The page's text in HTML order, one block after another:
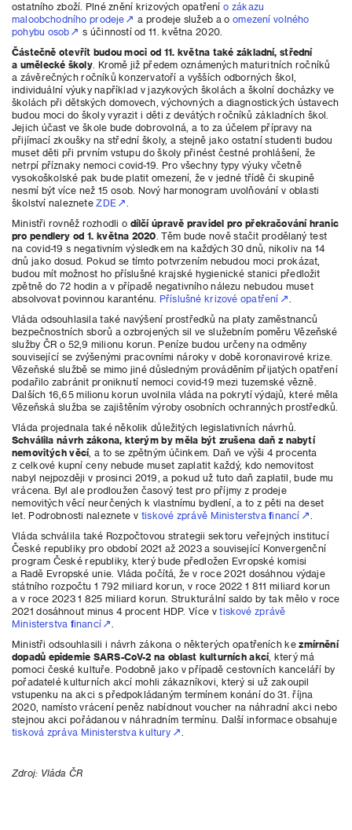
ostatního zboží. Plné znění krizových opatření o zákazu
maloobchodního prodeje
a prodeje služeb a oomezení volného
pohybu osob
s účinností od 11. května 2020.
Částečně otevřít budou moci od 11. května také základní, střední
a umělecké školy. Kromě již předem oznámených maturitních ročníků
a závěrečných ročníků konzervatoří a vyšších odborných škol,
individuální výuky například v jazykových školách a školní docházky ve
školách při dětských domovech, výchovných a diagnostických ústavech
budou moci do školy vyrazit i děti z devátých ročníků základních škol.
Jejich účast ve škole bude dobrovolná, a to za účelem přípravy na
přijímací zkoušky na střední školy, a stejně jako ostatní studenti budou
muset děti při prvním vstupu do školy přinést čestné prohlášení, že
netrpí příznaky nemoci covid-19. Pro všechny typy výuky včetně
vysokoškolské pak bude platit omezení, že v jedné třídě či skupině
nesmí být více než 15 osob. Nový harmonogram uvolňování v oblasti
školství nalezneteZDE
Ministři rovněž rozhodli o dílčí úpravě pravidel pro překračování hranic
pro pendlery od 1. května 2020 . Těm bude nově stačit prodělaný test
na covid-19 s negativním výsledkem na každých 30 dnů, nikoliv na 14
dnů jako dosud. Pokud se tímto potvrzením nebudou moci prokázat,
budou mít možnost ho příslušné krajské hygienické stanici předložit
zpětně do 72 hodin a v případě negativního nálezu nebudou muset
absolvovat povinnou karanténu. Příslušné krizové opatření
Vláda odsouhlasila také navýšení prostředků na platy zaměstnanců
bezpečnostních sborů a ozbrojených sil ve služebním poměru Vězeňské
služby ČR o 52,9 milionu korun. Peníze budou určeny na odměny
související se zvýšenými pracovními nároky v době koronavirové krize.
Vězeňské službě se mimo jiné důsledným prováděním přijatých opatření
podařilo zabránit proniknutí nemoci covid-19 mezi tuzemské vězně.
Dalších 16,65 milionu korun uvolnila vláda na pokrytí výdajů, které měla
Vězeňská služba se zajištěním výroby osobních ochranných prostředků.
Vláda projednala také několik důležitých legislativních návrhů.
Schválila návrh zákona, kterým by měla být zrušena daň z nabytí
nemovitých věcí, a to se zpětným účinkem. Daň ve výši 4 procenta
z celkové kupní ceny nebude muset zaplatit každý, kdo nemovitost
nabyl nejpozději v prosinci 2019, a pokud už tuto daň zaplatil, bude mu
vrácena. Byl ale prodloužen časový test pro příjmy z prodeje
nemovitých věcí neurčených k vlastnímu bydlení, a to z pěti na deset
let. Podrobnosti naleznete vtiskové zprávě Ministerstva financí
Vláda schválila také Rozpočtovou strategii sektoru veřejných institucí
České republiky pro období 2021 až 2023 a související Konvergenční
program České republiky, který bude předložen Evropské komisi
a Radě Evropské unie. Vláda počítá, že v roce 2021 dosáhnou výdaje
státního rozpočtu 1 792 miliard korun, v roce 2022 1 811 miliard korun
a v roce 2023 1 825 miliard korun. Strukturální saldo by tak mělo v roce
2021 dosáhnout minus 4 procent HDP. Více vtiskové zprávě
Ministerstva financí
Ministři odsouhlasili i návrh zákona o některých opatřeních kezmírnění
dopadů epidemie SARS-CoV-2 na oblast kulturních akcí, který má
pomoci české kultuře. Podobně jako v případě cestovních kanceláří by
pořadatelé kulturních akcí mohli zákazníkovi, který si už zakoupil
vstupenku na akci s předpokládaným termínem konání do 31. října
2020, namísto vrácení peněz nabídnout voucher na náhradní akci nebo
stejnou akci pořádanou v náhradním termínu. Další informace obsahuje
tisková zpráva Ministerstva kultury
Zdroj: Vláda ČR